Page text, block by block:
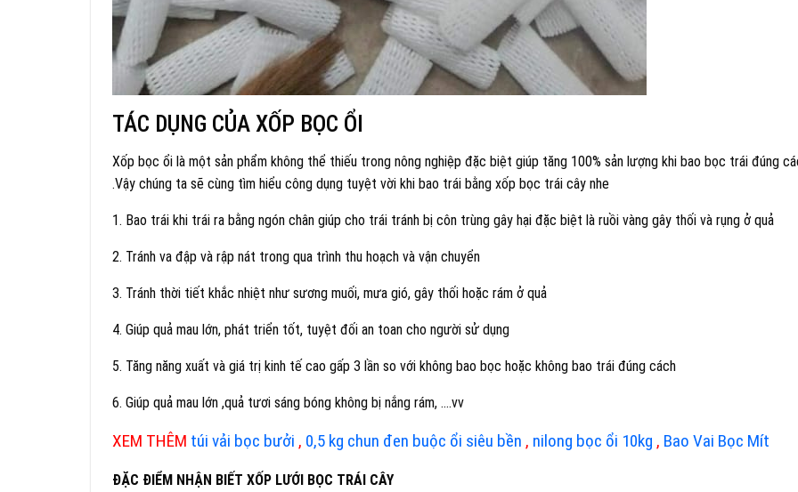
TÁC DỤNG CỦA XỐP BỌC ỔI
Xốp bọc ổi là một sản phẩm không thể thiếu trong nông nghiệp đặc biệt giúp tăng 100% sản lượng khi bao bọc trái đúng
.Vậy chúng ta sẽ cùng tìm hiểu công dụng tuyệt vời khi bao trái bằng xốp bọc trái cây nhe
1. Bao trái khi trái ra bằng ngón chân giúp cho trái tránh bị côn trùng gây hại đặc biệt là ruồi vàng gây thối và rụng ở quả
2. Tránh va đập và rập nát trong qua trình thu hoạch và vận chuyển
3. Tránh thời tiết khắc nhiệt như sương muối, mưa gió, gây thối hoặc rám ở quả
4. Giúp quả mau lớn, phát triển tốt, tuyệt đối an toan cho người sử dụng
5. Tăng năng xuất và giá trị kinh tế cao gấp 3 lần so với không bao bọc hoặc không bao trái đúng cách
6. Giúp quả mau lớn ,quả tươi sáng bóng không bị nắng rám, ….vv
XEM THÊM túi vải bọc bưởi , 0,5 kg chun đen buộc ổi siêu bền , nilong bọc ổi 10kg , Bao Vai Bọc Mít
ĐẶC ĐIỂM NHẬN BIẾT XỐP LƯỚI BỌC TRÁI CÂY